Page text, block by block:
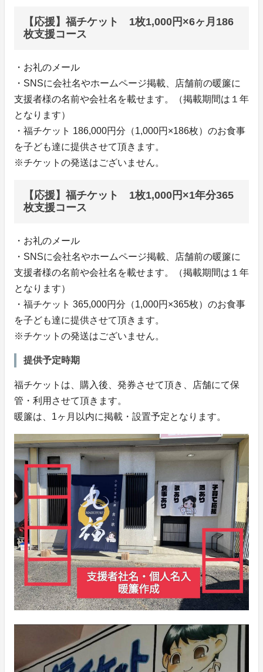
【応援】福チケット 1枚1,000円×6ヶ月186
枚支援コース
・お礼のメール
・SNSに会社名やホームページ掲載、店舗前の暖簾に
支援者様の名前や会社名を載せます。（掲載期間は１年
となります）
・福チケット 186,000円分（1,000円×186枚）のお食事
を子ども達に提供させて頂きます。
※チケットの発送はございません。
【応援】福チケット 1枚1,000円×1年分365
枚支援コース
・お礼のメール
・SNSに会社名やホームページ掲載、店舗前の暖簾に
支援者様の名前や会社名を載せます。（掲載期間は１年
となります）
・福チケット 365,000円分（1,000円×365枚）のお食事
を子ども達に提供させて頂きます。
※チケットの発送はございません。
提供予定時期
福チケットは、購入後、発券させて頂き、店舗にて保
管・利用させて頂きます。
暖簾は、1ヶ月以内に掲載・設置予定となります。